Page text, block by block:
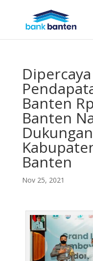
Banten
Banten
Dukungan
Banten
Nov 25, 2021